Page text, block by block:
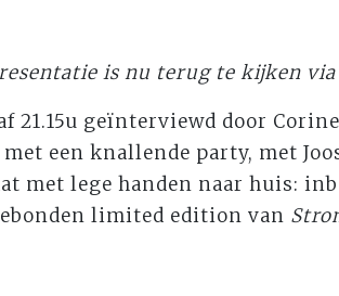
is nu terug te kijken via
21.15u geïnterviewd door
een knallende party, met
met lege handen naar huis:
limited edition van